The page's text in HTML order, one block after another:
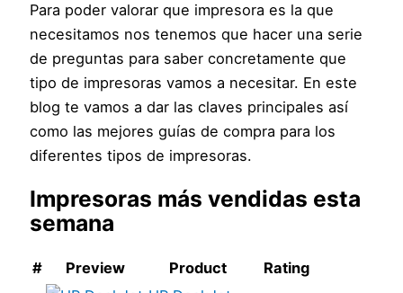
Para poder valorar que impresora es la que
necesitamos nos tenemos que hacer una serie
de preguntas para saber concretamente que
tipo de impresoras vamos a necesitar. En este
blog te vamos a dar las claves principales así
como las mejores guías de compra para los
diferentes tipos de impresoras.
Impresoras más vendidas esta
semana
# Preview Product Rating